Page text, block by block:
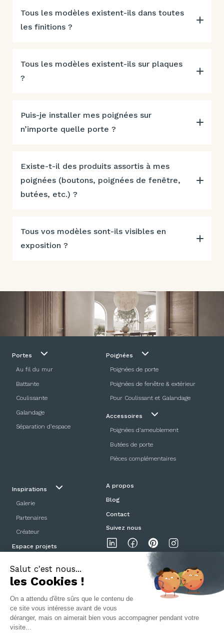
Tous les modèles existent-ils dans toutes
les finitions ?
Tous les modèles existent-ils sur plaques
?
Puis-je installer mes poignées sur
n’importe quelle porte ?
Existe-t-il des produits assortis à mes
poignées (boutons, poignées de fenêtre,
butées, etc.) ?
Tous vos modèles sont-ils visibles en
exposition ?
Portes
Au fil du mur
Battante
Coulissante
Galandage
Séparation d’espace
Poignées
Poignées de porte
Poignées de fenêtre & extérieur
Pour Coulissant et Galandage
Accessoires
Poignées d'ameublement
Butées de porte
Pièces complémentaires
Inspirations
Galerie
Partenaires
Créateur
Espace projets
A propos
Blog
Contact
Suivez nous
Mentions légalesPolitique de confidentialitéCGV